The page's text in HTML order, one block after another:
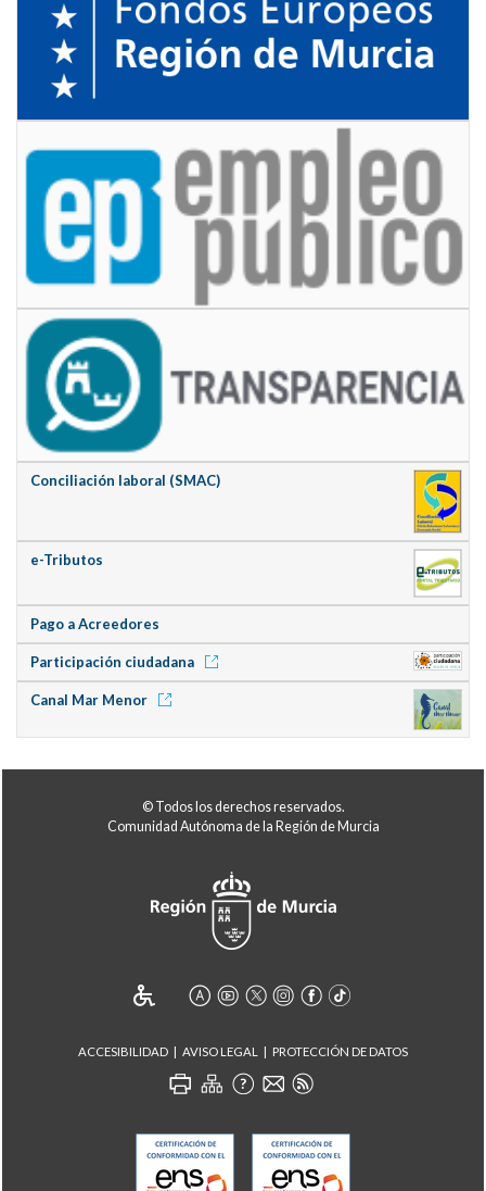
Conciliación laboral (SMAC)
e-Tributos
Pago a Acreedores
Participación ciudadana
Canal Mar Menor
© Todos los derechos reservados.
Comunidad Autónoma de la Región de Murcia
ACCESIBILIDAD AVISO LEGAL PROTECCIÓN DE DATOS